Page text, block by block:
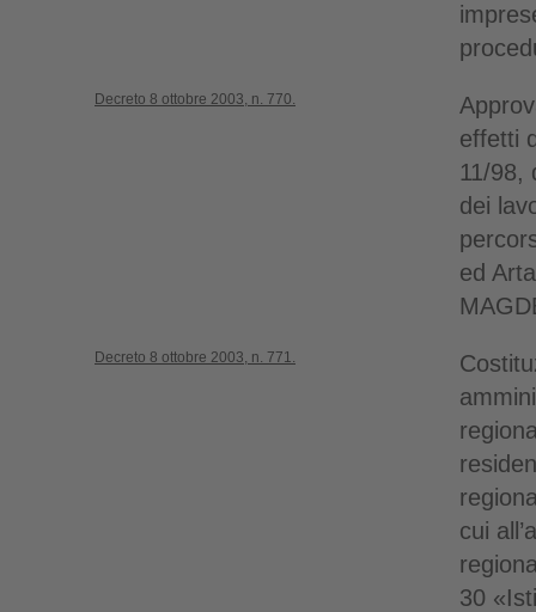
Decreto 8 ottobre 2003, n. 770.
effetti
11/98,
dei
ed
Decreto 8 ottobre 2003, n. 771.
cui
30